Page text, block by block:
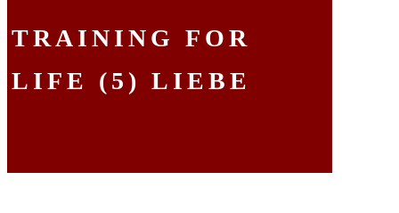
TRAINING FOR
LIFE (5) LIEBE